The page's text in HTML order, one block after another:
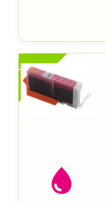
XL